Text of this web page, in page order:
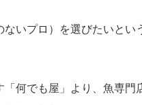
いプロ）を選びたいとい
何でも屋」より、魚専門